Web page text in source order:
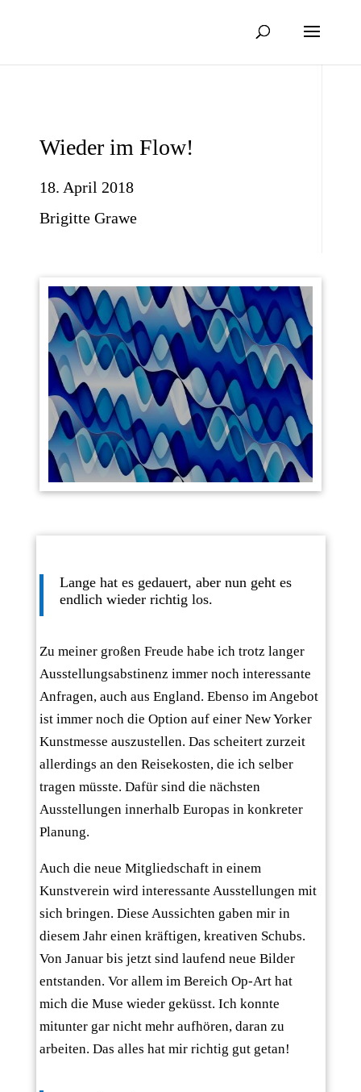
Wieder im Flow!
18. April 2018
Brigitte Grawe
Lange hat es gedauert, aber nun geht es
endlich wieder richtig los.
Zu meiner großen Freude habe ich trotz langer
Ausstellungsabstinenz immer noch interessante
Anfragen, auch aus England. Ebenso im Angebot
ist immer noch die Option auf einer New Yorker
Kunstmesse auszustellen. Das scheitert zurzeit
allerdings an den Reisekosten, die ich selber
tragen müsste. Dafür sind die nächsten
Ausstellungen innerhalb Europas in konkreter
Planung.
Auch die neue Mitgliedschaft in einem
Kunstverein wird interessante Ausstellungen mit
sich bringen. Diese Aussichten gaben mir in
diesem Jahr einen kräftigen, kreativen Schubs.
Von Januar bis jetzt sind laufend neue Bilder
entstanden. Vor allem im Bereich Op-Art hat
mich die Muse wieder geküsst. Ich konnte
mitunter gar nicht mehr aufhören, daran zu
arbeiten. Das alles hat mir richtig gut getan!